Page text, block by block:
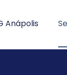
Anápolis